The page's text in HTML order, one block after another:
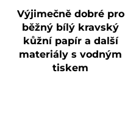
Výjimečně dobré pro
běžný bílý kravský
kůžní papír a další
materiály s vodným
tiskem